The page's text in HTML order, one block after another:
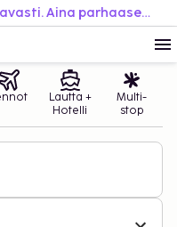
Varaa helposti. Matkusta joustavasti. Aina parhaaseen hintaan.
Lautta +
Hotelli
Multi-
stop